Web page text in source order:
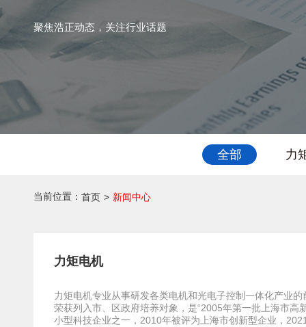
聚焦浩正动态，关注行业话题
全部 力
当前位置： 首页 > 新闻中心
力矩电机
力矩电机专业从事研发各类电机和光电子控制一体化产业
荣获列入市、区政府培养对象，是“2005年第一批上海市
小型科技企业之一，2010年被评为上海市创新型企业，